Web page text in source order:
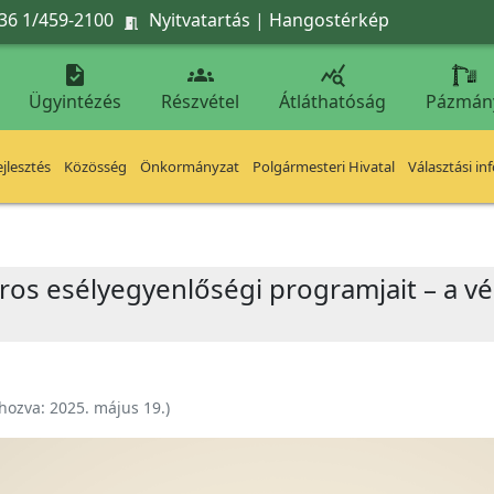
1/459-2100  Nyitvatartás | Hangostérkép

Ügyintézés

Részvétel

Átláthatóság
Közösség Önkormányzat Polgármesteri Hivatal Választási
esélyegyenlőségi programjait – a
2025. május 19.)